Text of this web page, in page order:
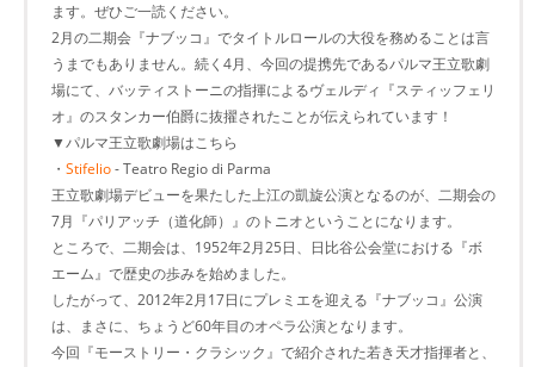
ます。ぜひご一読ください。
2月の二期会『ナブッコ』でタイトルロールの大役を務めることは言
うまでもありません。続く4月、今回の提携先であるパルマ王立歌劇
場にて、バッティストーニの指揮によるヴェルディ『スティッフェリ
オ』のスタンカー伯爵に抜擢されたことが伝えられています！
▼パルマ王立歌劇場はこちら
・ Stifelio- Teatro Regio di Parma
王立歌劇場デビューを果たした上江の凱旋公演となるのが、二期会の
7月『パリアッチ（道化師）』のトニオということになります。
ところで、二期会は、1952年2月25日、日比谷公会堂における『ボ
エーム』で歴史の歩みを始めました。
したがって、2012年2月17日にプレミエを迎える『ナブッコ』公演
は、まさに、ちょうど60年目のオペラ公演となります。
今回『モーストリー・クラシック』で紹介された若き天才指揮者と、